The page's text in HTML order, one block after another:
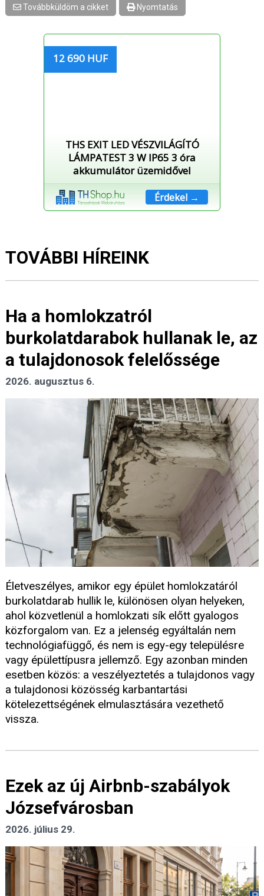
Továbbküldöm a cikket Nyomtatás
12 690 HUF
THS EXIT LED VÉSZVILÁGÍTÓ
LÁMPATEST 3 W IP65 3 óra
akkumulátor üzemidővel
Érdekel →
TOVÁBBI HÍREINK
Ha a homlokzatról
burkolatdarabok hullanak le, az
a tulajdonosok felelőssége
2026. augusztus 6.
Életveszélyes, amikor egy épület homlokzatáról
burkolatdarab hullik le, különösen olyan helyeken,
ahol közvetlenül a homlokzati sík előtt gyalogos
közforgalom van. Ez a jelenség egyáltalán nem
technológiafüggő, és nem is egy-egy településre
vagy épülettípusra jellemző. Egy azonban minden
esetben közös: a veszélyeztetés a tulajdonos vagy
a tulajdonosi közösség karbantartási
kötelezettségének elmulasztására vezethető
vissza.
Ezek az új Airbnb-szabályok
Józsefvárosban
2026. július 29.